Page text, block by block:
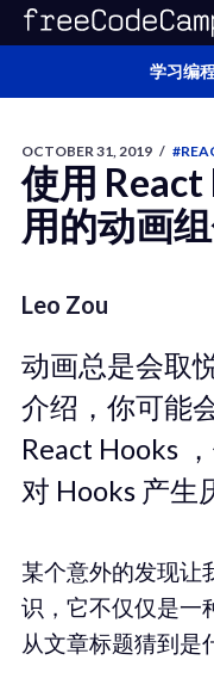
学习编
OCTOBER 31, 2019 /
使用
用的动画
Leo Zou
动画总是会取
介绍，你可能
React Hooks
对 Hooks 产生
某个意外的发现让
识，它不仅仅是一
从文章标题猜到是